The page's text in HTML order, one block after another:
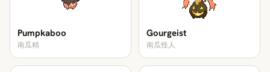
Pumpkaboo
南瓜精
Gourgeist
南瓜怪人